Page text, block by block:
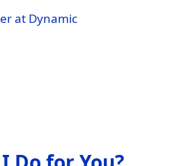
at Dynamic